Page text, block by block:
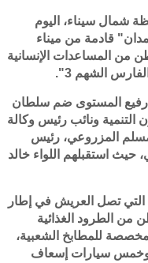
شمال سيناء، اليوم
قادمة من ميناء
وعلى متنها 7 آلاف طن من المساعدات الإنسانية
الشهم 3".
رفيع المستوى ضم سلطان
ونائب رئيس وكالة
مسلم المزروعي، رئيس
حيث استقبلهم اللواء خالد
التي تصل العريش في إطار
متنوعة تشمل 5 آلاف طن من الطرود الغذائية
المخصصة للمطابخ الشعبية،
وخمس سيارات إسعاف